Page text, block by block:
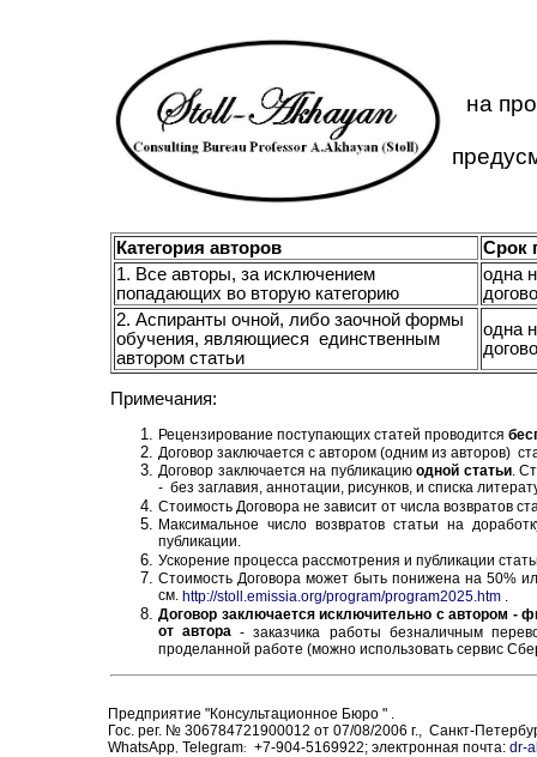
на
Категория авторов
Срок
1. Все авторы, за исключением
попадающих во вторую категорию
одна
2. Аспиранты очной, либо заочной формы
обучения, являющиеся единственным
автором статьи
одна
Примечания:
Рецензирование поступающих статей проводится
Договор заключается с автором (одним из авторов)
Договор заключается на публикациюодной статьи.
- без заглавия, аннотации, рисунков, и списка
Стоимость Договора не зависит от числа возвратов
Максимальное число возвратов статьи на
публикации.
Ускорение процесса рассмотрения и публикации
Стоимость Договора может быть понижена на 50%
см. http://stoll.emissia.org/program/program2025.htm
Договор заключается исключительно с автором -
от автора - заказчика работы безналичным
проделанной работе (можно использовать сервис
Предприятие "Консультационное Бюро " .
Гос. рег. № 306784721900012 от 07/08/2006 г., Санкт-
WhatsApp, Telegram: +7-904-5169922; электронная почта: dr-